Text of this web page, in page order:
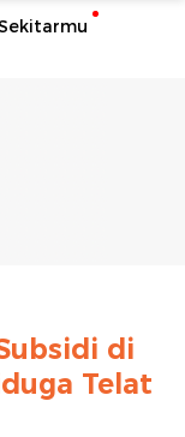
di
Telat